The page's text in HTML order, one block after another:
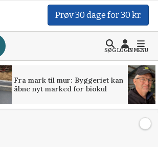
Prøv 30 dage for 30 kr.
SØGLOGINMENU
Fra mark til mur: Byggeriet kan
åbne nyt marked for biokul